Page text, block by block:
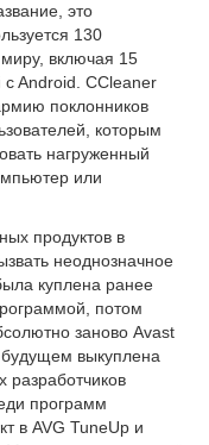
это
130
включая 15
Android. CCleaner
поклонников
которым
нагруженный
или
продуктов в
неоднозначное
куплена ранее
потом
заново Avast
выкуплена
разработчиков
программ
в AVG TuneUp и